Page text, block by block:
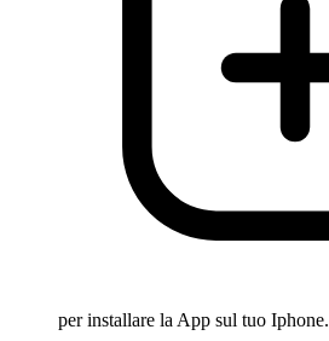
per installare la App sul tuo Iphone.